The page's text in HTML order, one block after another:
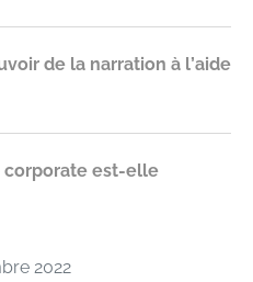
de la narration à l’aide
corporate est-elle
2022